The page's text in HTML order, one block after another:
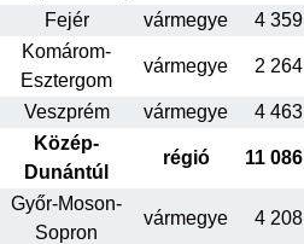
Fejér vármegye 4 359
Komárom-
Esztergom
vármegye 2 264
Veszprém vármegye 4 463
Közép-
Dunántúl
régió 11 086
Győr-Moson-
Sopron
vármegye 4 208